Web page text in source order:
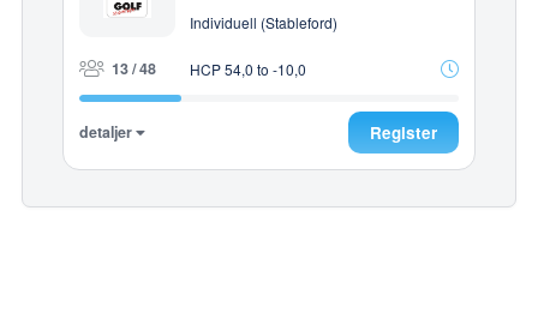
Individuell (Stableford)
13 / 48 HCP 54,0 to -10,0
detaljer Register